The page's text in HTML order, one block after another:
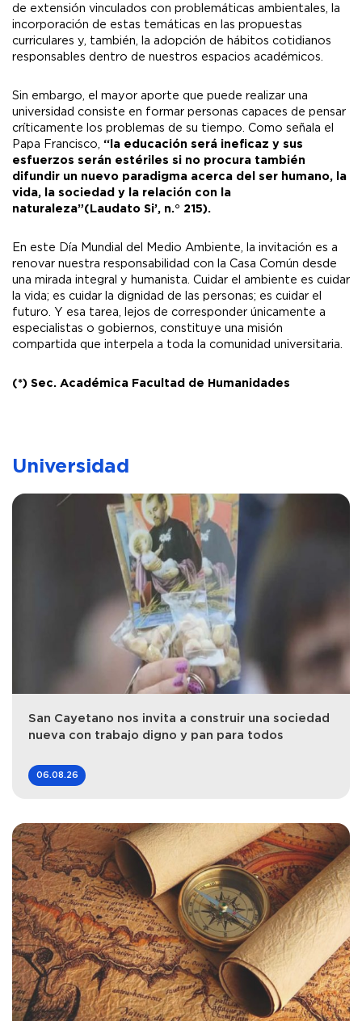
de extensión vinculados con problemáticas ambientales, la
incorporación de estas temáticas en las propuestas
curriculares y, también, la adopción de hábitos cotidianos
responsables dentro de nuestros espacios académicos.
Sin embargo, el mayor aporte que puede realizar una
universidad consiste en formar personas capaces de pensar
críticamente los problemas de su tiempo. Como señala el
Papa Francisco, “la educación será ineficaz y sus
esfuerzos serán estériles si no procura también
difundir un nuevo paradigma acerca del ser humano, la
vida, la sociedad y la relación con la
naturaleza”(Laudato Si’, n.° 215).
En este Día Mundial del Medio Ambiente, la invitación es a
renovar nuestra responsabilidad con la Casa Común desde
una mirada integral y humanista. Cuidar el ambiente es cuidar
la vida; es cuidar la dignidad de las personas; es cuidar el
futuro. Y esa tarea, lejos de corresponder únicamente a
especialistas o gobiernos, constituye una misión
compartida que interpela a toda la comunidad universitaria.
(*) Sec. Académica Facultad de Humanidades
Universidad
San Cayetano nos invita a construir una sociedad
nueva con trabajo digno y pan para todos
06.08.26